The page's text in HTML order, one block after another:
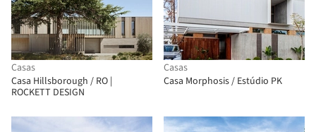
Casas
Casa Hillsborough / RO |
ROCKETT DESIGN
Casas
Casa Morphosis / Estúdio PK